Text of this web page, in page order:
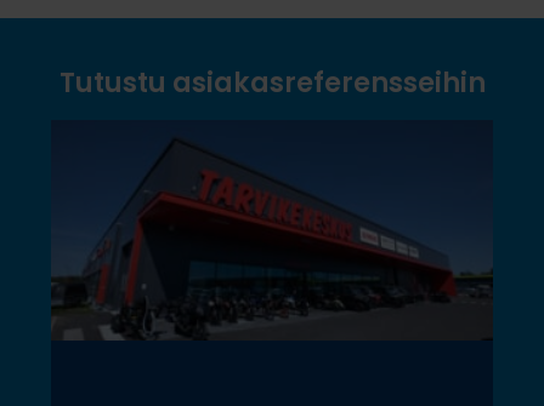
Tutustu asiakasreferensseihin